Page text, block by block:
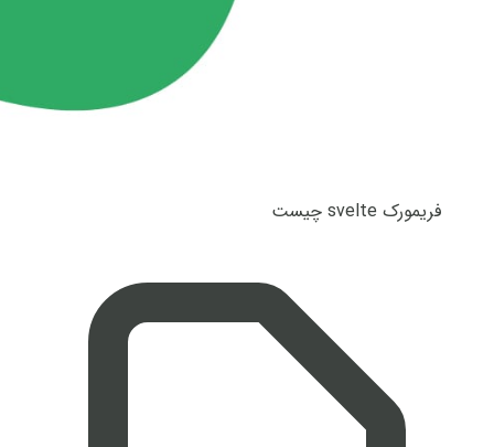
فریمورک svelte چیست